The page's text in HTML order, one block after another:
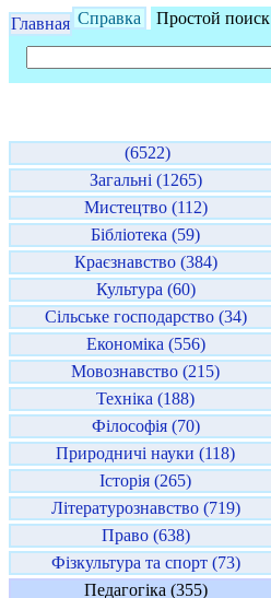
Главная Справка Простой поиск
(6522)
Загальні (1265)
Мистецтво (112)
Бібліотека (59)
Краєзнавство (384)
Культура (60)
Сільське господарство (34)
Економіка (556)
Мовознавство (215)
Техніка (188)
Філософія (70)
Природничі науки (118)
Історія (265)
Літературознавство (719)
Право (638)
Фізкультура та спорт (73)
Педагогіка (355)